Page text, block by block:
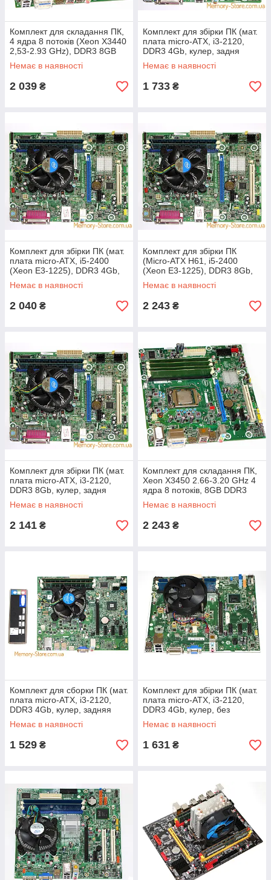
Комплект для складання ПК,
4 ядра 8 потоків (Xeon X3440
2,53-2.93 GHz), DDR3 8GB
Немає в наявності
2 039 ₴
Комплект для збірки ПК (мат.
плата micro-ATX, i3-2120,
DDR3 4Gb, кулер, задня
планка)
Немає в наявності
1 733 ₴
Комплект для збірки ПК (мат.
плата micro-ATX, i5-2400
(Xeon E3-1225), DDR3 4Gb,
кулер, задня планка)
Немає в наявності
2 040 ₴
Комплект для збірки ПК
(Micro-ATX H61, i5-2400
(Xeon E3-1225), DDR3 8Gb,
кулер, задня планка)
Немає в наявності
2 243 ₴
Комплект для збірки ПК (мат.
плата micro-ATX, i3-2120,
DDR3 8Gb, кулер, задня
планка)
Немає в наявності
2 141 ₴
Комплект для складання ПК,
Xeon X3450 2.66-3.20 GHz 4
ядра 8 потоків, 8GB DDR3
Немає в наявності
2 243 ₴
Комплект для сборки ПК (мат.
плата micro-ATX, i3-2120,
DDR3 4Gb, кулер, задняя
планка)
Немає в наявності
1 529 ₴
Комплект для збірки ПК (мат.
плата micro-ATX, i3-2120,
DDR3 4Gb, кулер, без
задньої планки)
Немає в наявності
1 631 ₴